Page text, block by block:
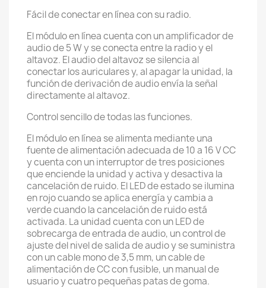
Fácil de conectar en línea con su radio.
El módulo en línea cuenta con un amplificador de
audio de 5 W y se conecta entre la radio y el
altavoz. El audio del altavoz se silencia al
conectar los auriculares y, al apagar la unidad, la
función de derivación de audio envía la señal
directamente al altavoz.
Control sencillo de todas las funciones.
El módulo en línea se alimenta mediante una
fuente de alimentación adecuada de 10 a 16 V CC
y cuenta con un interruptor de tres posiciones
que enciende la unidad y activa y desactiva la
cancelación de ruido. El LED de estado se ilumina
en rojo cuando se aplica energía y cambia a
verde cuando la cancelación de ruido está
activada. La unidad cuenta con un LED de
sobrecarga de entrada de audio, un control de
ajuste del nivel de salida de audio y se suministra
con un cable mono de 3,5 mm, un cable de
alimentación de CC con fusible, un manual de
usuario y cuatro pequeñas patas de goma.